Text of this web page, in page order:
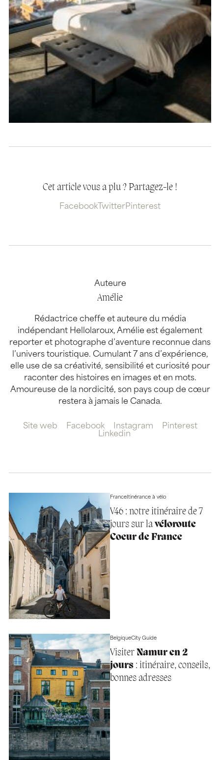
Cet article vous a plu ? Partagez-le !
Facebook TwitterPinterest
Auteure
Amélie
Rédactrice cheffe et auteure du média
indépendant Hellolaroux, Amélie est également
reporter et photographe d’aventure reconnue dans
l’univers touristique. Cumulant 7 ans d’expérience,
elle use de sa créativité, sensibilité et curiosité pour
raconter des histoires en images et en mots.
Amoureuse de la nordicité, son pays coup de cœur
restera à jamais le Canada.
Site web Facebook Instagram
Pinterest
Linkedin
FranceItinérance à vélo
V46 : notre itinéraire de 7
jours sur lavéloroute
Coeur de France
BelgiqueCity Guide
Visiter Namur en 2
jours: itinéraire, conseils,
bonnes adresses